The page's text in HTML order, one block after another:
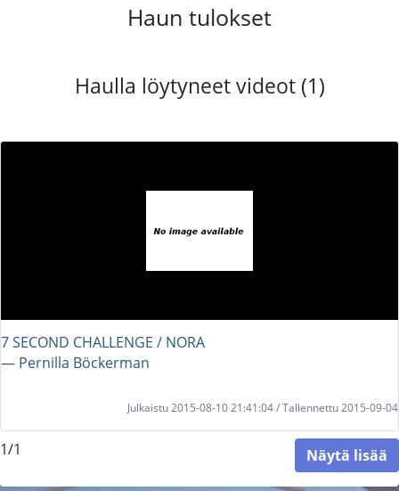
Haun tulokset
Haulla löytyneet videot (1)
7 SECOND CHALLENGE / NORA
― Pernilla Böckerman
Julkaistu 2015-08-10 21:41:04 / Tallennettu 2015-09-04
1/1 Näytä lisää